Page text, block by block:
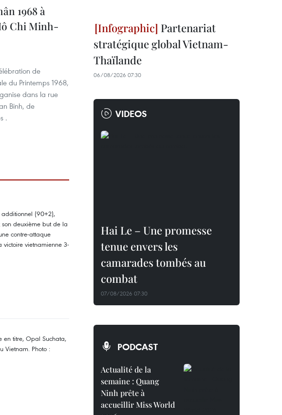
1968 à
Chi Minh-
de
du Printemps 1968,
dans la rue
Binh, de
.
Partenariat
stratégique global Vietnam-
Thaïlande
06/08/2026 07:30
VIDEOS
Hai Le – Une promesse
tenue envers les
camarades tombés au
combat
07/08/2026 07:30
PODCAST
Actualité de la
semaine : Quang
Ninh prête à
accueillir Miss World